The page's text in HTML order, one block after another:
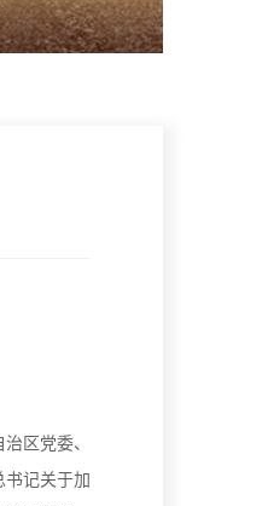
区党委、
记关于加